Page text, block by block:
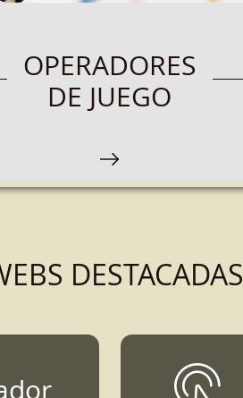
OPERADORES
DE JUEGO
DESTACADAS